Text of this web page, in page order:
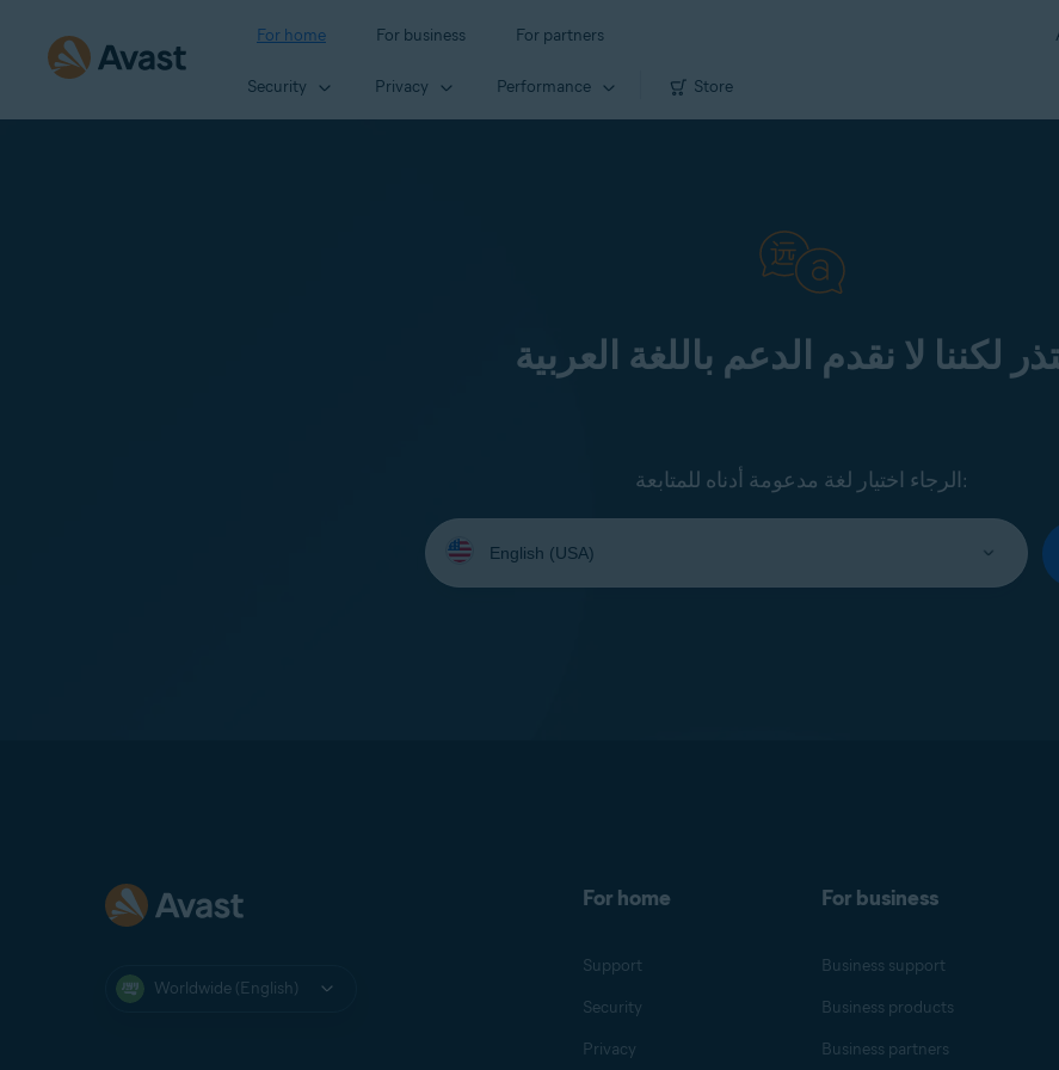
For home For business For partners
Security Privacy Performance Store
لكننا لا نقدم الدعم باللغة العربية
الرجاء اختيار لغة مدعومة أدناه للمتابعة:
Select
your
language:
Worldwide (English)
For home
Support
Security
Privacy
For business
Business support
Business products
Business partners